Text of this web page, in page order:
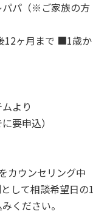
パパ（※ご家族の方
ヶ月まで ■1歳か
より
要申込）
カウンセリング中
して相談希望日の1
ください。